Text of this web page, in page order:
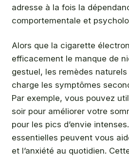
adresse à la fois la
comportementale et
Alors que la cigarette
efficacement le manque de
gestuel, les remèdes
charge les symptômes
Par exemple, vous pouvez
soir pour améliorer votre
pour les pics d’envie
essentielles peuvent vous
et l’anxiété au quotidien.